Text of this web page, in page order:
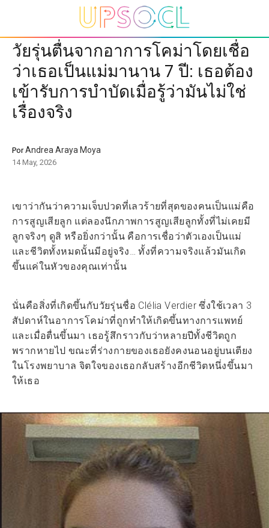
วัยรุ่นตื่นจากอาการโคม่าโดยเชื่อ
ว่าเธอเป็นแม่มานาน 7 ปี: เธอต้อง
เข้ารับการบำบัดเมื่อรู้ว่ามันไม่ใช่
เรื่องจริง
PorAndrea Araya Moya
14 May, 2026
เขาว่ากันว่าความเจ็บปวดที่เลวร้ายที่สุดของคนเป็นแม่คือ
การสูญเสียลูก แต่ลองนึกภาพการสูญเสียลูกทั้งที่ไม่เคยมี
ลูกจริงๆ ดูสิ หรือยิ่งกว่านั้น คือการเชื่อว่าตัวเองเป็นแม่
และชีวิตทั้งหมดนั้นมีอยู่จริง… ทั้งที่ความจริงแล้วมันเกิด
ขึ้นแค่ในหัวของคุณเท่านั้น
นั่นคือสิ่งที่เกิดขึ้นกับวัยรุ่นชื่อ Clélia Verdier ซึ่งใช้เวลา 3
สัปดาห์ในอาการโคม่าที่ถูกทำให้เกิดขึ้นทางการแพทย์
และเมื่อตื่นขึ้นมา เธอรู้สึกราวกับว่าหลายปีทั้งชีวิตถูก
พรากหายไป ขณะที่ร่างกายของเธอยังคงนอนอยู่บนเตียง
ในโรงพยาบาล จิตใจของเธอกลับสร้างอีกชีวิตหนึ่งขึ้นมา
ให้เธอ